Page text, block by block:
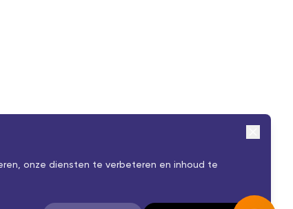
onze diensten te verbeteren en inhoud te